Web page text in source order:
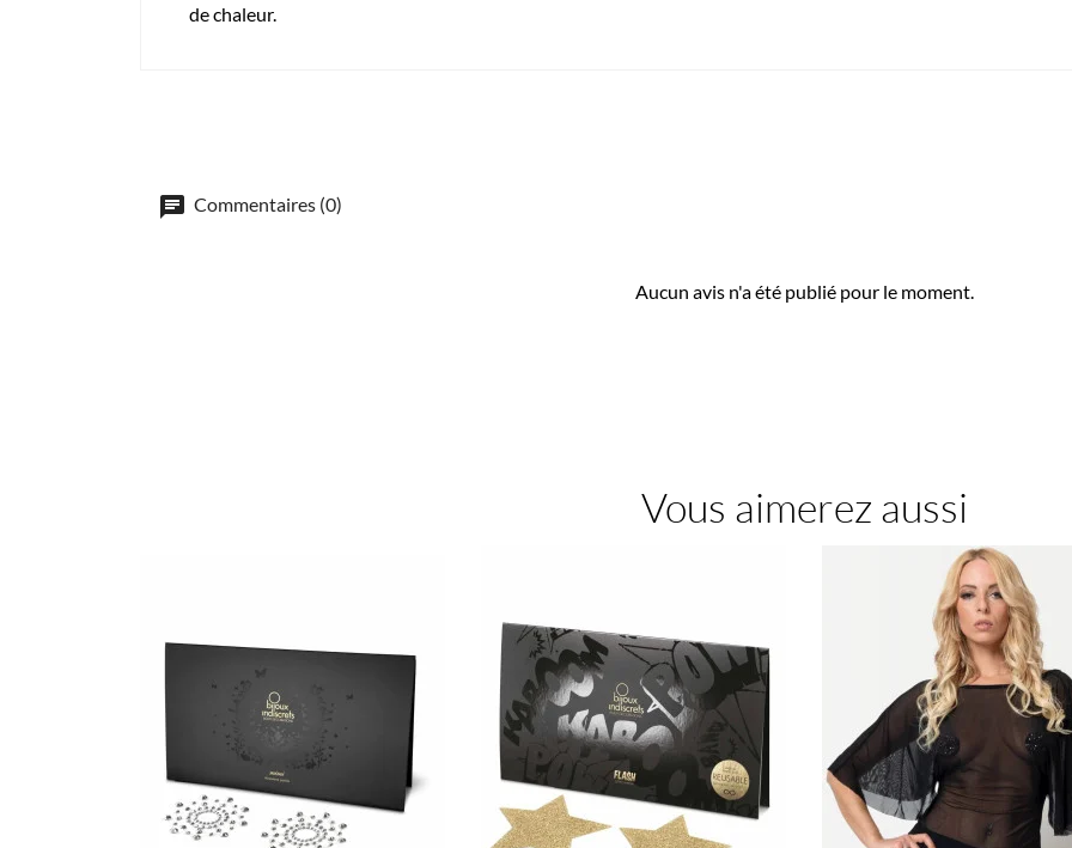
de chaleur.
Commentaires (0)
Aucun avis n'a été publié pour le moment.
Vous aimerez aussi